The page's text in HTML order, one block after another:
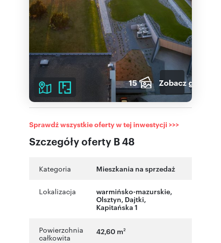
15 Zobacz galerię
Szczegóły oferty B 48
Sprawdź wszystkie oferty w tej inwestycji >>>
Kategoria Mieszkania na sprzedaż
Lokalizacja warmińsko-mazurskie,
Olsztyn, Dajtki,
Kapitańska 1
Powierzchnia
całkowita
42,60 m2